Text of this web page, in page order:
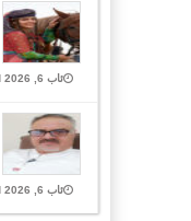
ئاب 6, 2026 Closed
ئاب 6, 2026 Closed